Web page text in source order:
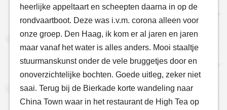
heerlijke appeltaart en scheepten daarna in op de
rondvaartboot. Deze was i.v.m. corona alleen voor
onze groep. Den Haag, ik kom er al jaren en jaren
maar vanaf het water is alles anders. Mooi staaltje
stuurmanskunst onder de vele bruggetjes door en
onoverzichtelijke bochten. Goede uitleg, zeker niet
saai. Terug bij de Bierkade korte wandeling naar
China Town waar in het restaurant de High Tea op